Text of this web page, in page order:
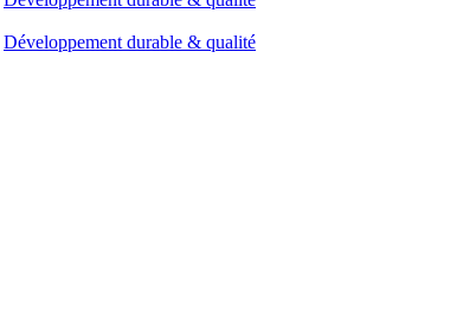
Développement durable & qualité